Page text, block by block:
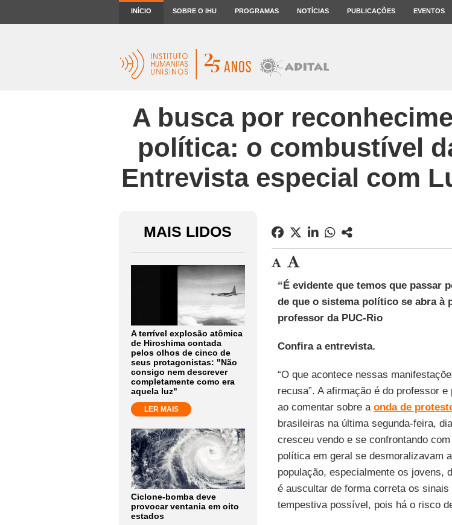
INÍCIO SOBRE O IHU PROGRAMAS NOTÍCIAS PUBLICAÇÕES EVENTOS
A busca por
política: o combustível
Entrevista especial com
MAIS LIDOS
A terrível explosão atômica
de Hiroshima contada
pelos olhos de cinco de
seus protagonistas: "Não
consigo nem descrever
completamente como era
aquela luz"
LER MAIS
Ciclone-bomba deve
provocar ventania em oito
estados
“É evidente que temos que
de que o sistema político se abra à
professor da PUC-Rio
Confira a entrevista.
“O que acontece nessas
recusa”. A afirmação é do professor e
ao comentar sobre a onda de
brasileiras na última segunda-feira,
cresceu vendo e se confrontando
política em geral se desmoralizavam
população, especialmente os jovens,
é auscultar de forma correta os
tempestiva possível, pois há o risco